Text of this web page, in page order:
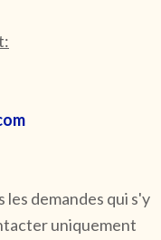
demandes qui s'y
uniquement